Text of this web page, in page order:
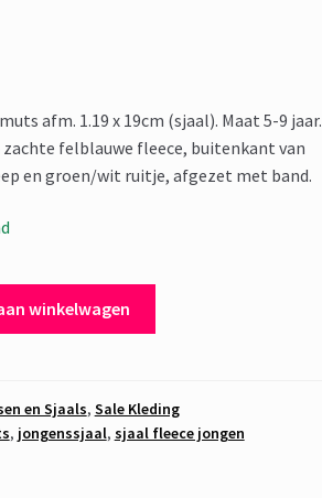
afm. 1.19 x 19cm (sjaal). Maat 5-9 jaar.
felblauwe fleece, buitenkant van
en groen/wit ruitje, afgezet met band.
winkelwagen
en Sjaals, Sale Kleding
, jongenssjaal, sjaal fleece jongen